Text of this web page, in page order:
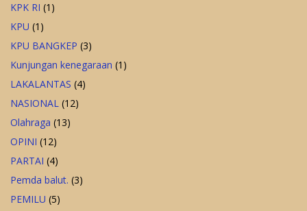
KPK RI (1)
KPU (1)
KPU BANGKEP (3)
Kunjungan kenegaraan (1)
LAKALANTAS (4)
NASIONAL (12)
Olahraga (13)
OPINI (12)
PARTAI (4)
Pemda balut. (3)
PEMILU (5)